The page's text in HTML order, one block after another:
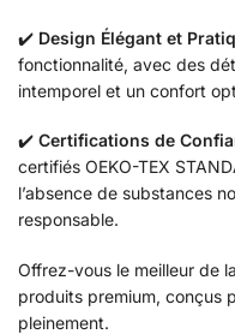
✔️ Design Élégant et
fonctionnalité, avec des
intemporel et un confort
✔️ Certifications de
certifiés OEKO-TEX
l’absence de substances
responsable.
Offrez-vous le meilleur de
produits premium, conçus
pleinement.